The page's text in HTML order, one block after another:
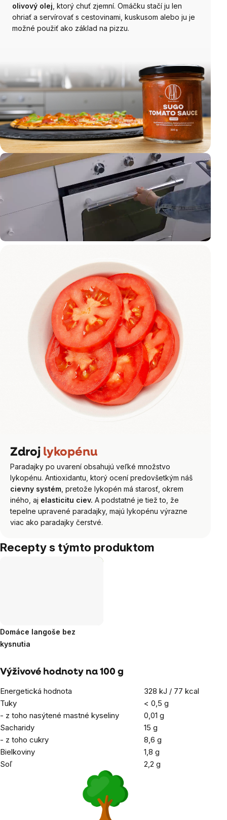
olivový olej , ktorý chuť zjemní. Omáčku stačí ju len
ohriať a servírovať s cestovinami, kuskusom alebo ju je
možné použiť ako základ na pizzu.
Zdroj lykopénu
Paradajky po uvarení obsahujú veľké množstvo
lykopénu. Antioxidantu, ktorý ocení predovšetkým náš
cievny systém , pretože lykopén má starosť, okrem
iného, aj elasticitu ciev. A podstatné je tiež to, že
tepelne upravené paradajky, majú lykopénu výrazne
viac ako paradajky čerstvé.
Recepty s týmto produktom
Domáce langoše bez
kysnutia
Výživové hodnoty na 100 g
Energetická hodnota
328 kJ / 77 kcal
Tuky
< 0,5 g
- z toho nasýtené mastné kyseliny
0,01 g
Sacharidy
15 g
- z toho cukry
8,6 g
Bielkoviny
1,8 g
Soľ
2,2 g